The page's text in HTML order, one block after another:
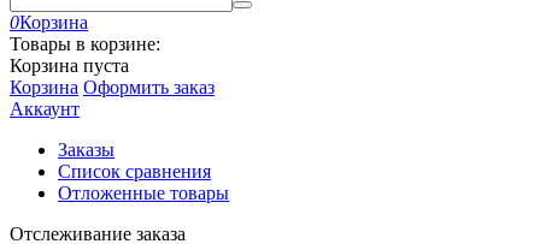
0Корзина
Товары в корзине:
Корзина пуста
Корзина Оформить заказ
Аккаунт
Заказы
Список сравнения
Отложенные товары
Отслеживание заказа